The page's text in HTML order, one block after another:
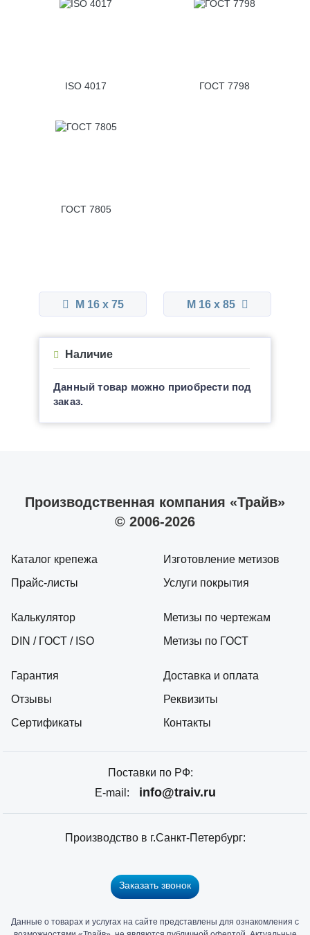
ISO 4017 ГОСТ 7798
ГОСТ 7805
М 16 x 75 М 16 x 85
Наличие
Данный товар можно приобрести под
заказ.
Производственная компания «Трайв»
© 2006-2026
Каталог крепежа
Прайс-листы
Калькулятор
DIN / ГОСТ / ISO
Гарантия
Отзывы
Сертификаты
Изготовление метизов
Услуги покрытия
Метизы по чертежам
Метизы по ГОСТ
Доставка и оплата
Реквизиты
Контакты
Поставки по РФ:
E-mail:
info@traiv.ru
Производство в г.Санкт-Петербург:
Заказать звонок
Данные о товарах и услугах на сайте представлены для ознакомления с
Главный